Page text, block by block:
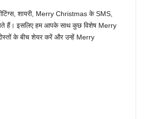
शायरी, Merry Christmas के SMS,
हैं। इसलिए हम आपके साथ कुछ विशेष Merry
के बीच शेयर करें और उन्हें Merry